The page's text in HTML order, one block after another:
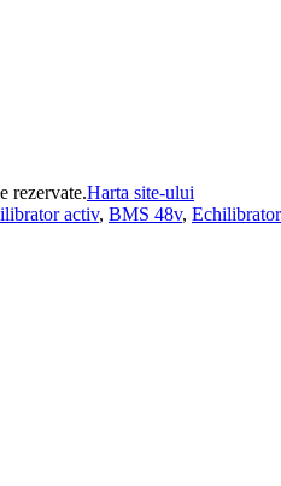
rezervate.Harta site-ului
activ, BMS 48v,